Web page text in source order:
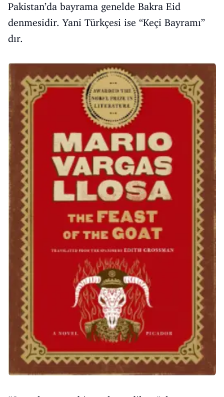
Pakistan’da bayrama genelde Bakra Eid
denmesidir. Yani Türkçesi ise “Keçi Bayramı”
dır.